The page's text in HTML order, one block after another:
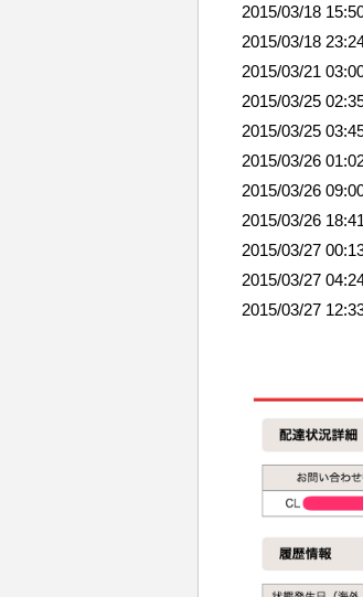
2015/03/18
2015/03/18
2015/03/21
2015/03/25
2015/03/25
2015/03/26
2015/03/26
2015/03/26
2015/03/27
2015/03/27
2015/03/27